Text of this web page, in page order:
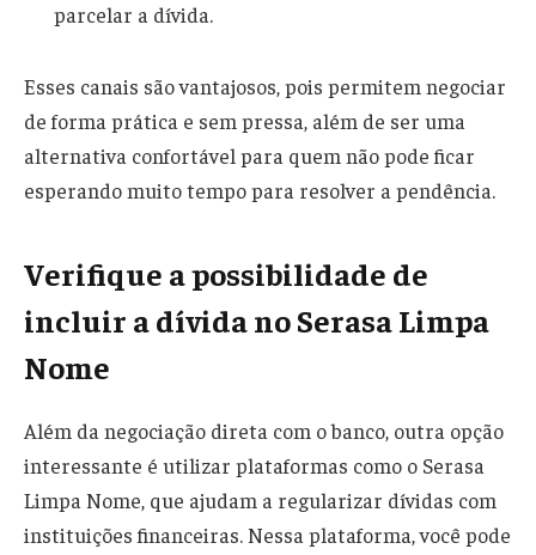
parcelar a dívida.
Esses canais são vantajosos, pois permitem negociar
de forma prática e sem pressa, além de ser uma
alternativa confortável para quem não pode ficar
esperando muito tempo para resolver a pendência.
Verifique a possibilidade de
incluir a dívida no Serasa Limpa
Nome
Além da negociação direta com o banco, outra opção
interessante é utilizar plataformas como o Serasa
Limpa Nome, que ajudam a regularizar dívidas com
instituições financeiras. Nessa plataforma, você pode